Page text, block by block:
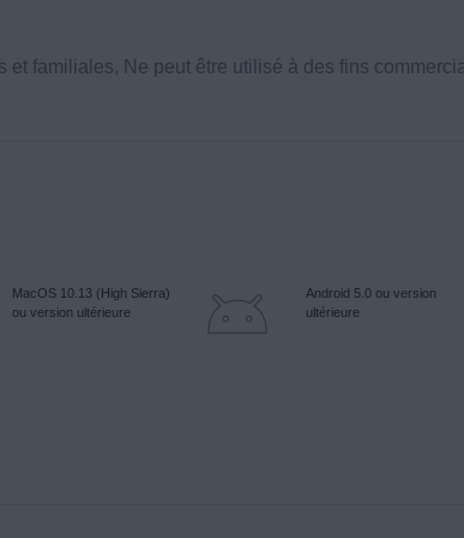
et familiales, Ne peut être utilisé à des fins
MacOS 10.13 (High Sierra)
ou version ultérieure
Android 5.0 ou version
ultérieure